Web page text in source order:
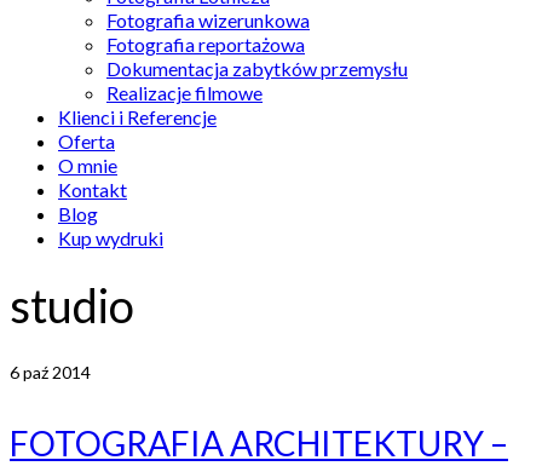
Fotografia wizerunkowa
Fotografia reportażowa
Dokumentacja zabytków przemysłu
Realizacje filmowe
Klienci i Referencje
Oferta
O mnie
Kontakt
Blog
Kup wydruki
studio
6paź 2014
FOTOGRAFIA ARCHITEKTURY –